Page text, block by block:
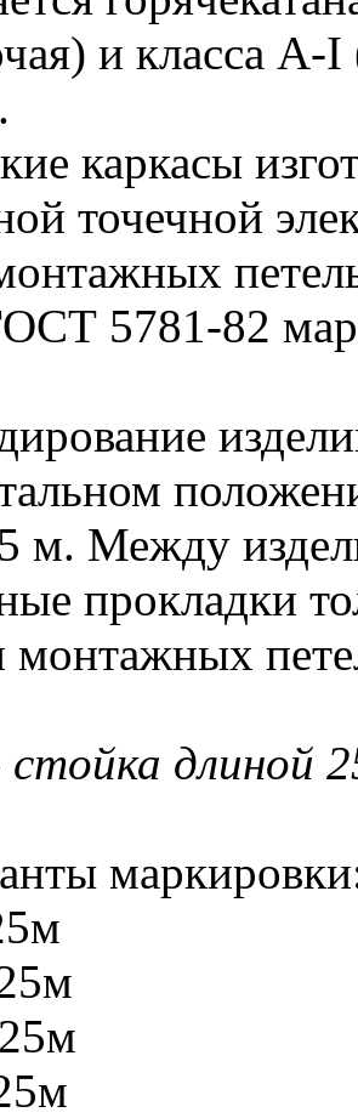
и класса A-
каркасы
точечной
петель
5781-82
м. Между
прокладки
монтажных
стойка длиной